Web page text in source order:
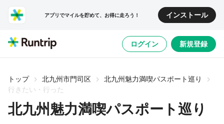
アプリでマイルを貯めて、お得に走ろう！ インストール
ログイン 新規登録
トップ 北九州市門司区
北九州魅力満喫パスポート巡り
行きたい・行った
北九州魅力満喫パスポート巡り